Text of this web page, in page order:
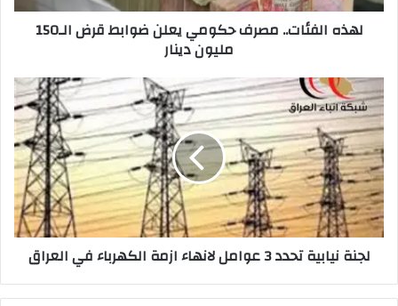
مليون
لهذه الفئات.. مصرف حكومي يعلن ضوابط قرض الـ150
مليون دينار
لجنة
نيابية
3
عوامل
لانهاء
ازمة
الكهرباء
في
العراق
لجنة نيابية تحدد 3 عوامل لانهاء ازمة الكهرباء في العراق